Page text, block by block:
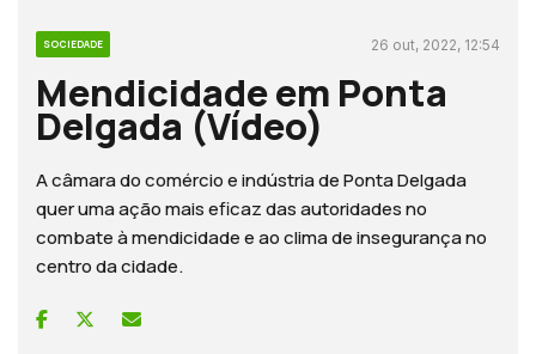
SOCIEDADE 26 out, 2022, 12:54
Mendicidade em Ponta
Delgada (Vídeo)
A câmara do comércio e indústria de Ponta Delgada
quer uma ação mais eficaz das autoridades no
combate à mendicidade e ao clima de insegurança no
centro da cidade.